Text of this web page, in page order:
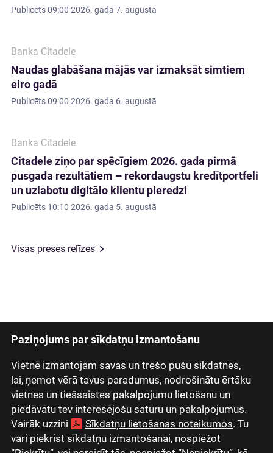
Paziņojums par sīkdatņu izmantošanu
Vietnē izmantojam savas un trešo pušu sīkdatnes,
lai, ņemot vērā tavus paradumus, nodrošinātu ērtāku
vietnes un tiešsaistes pakalpojumu lietošanu un
piedāvātu tev interesējošu saturu un pakalpojumus.
Vairāk uzzini
Sīkdatņu lietošanas noteikumos. Tu
vari piekrist sīkdatņu izmantošanai, nospiežot
Publicēts09:00 2026. gada 7. augustā
Banka Citadele
Naudas glabāšana mājās var izmaksāt simtiem
eiro gadā
Publicēts09:00 2026. gada 6. augustā
Banka Citadele
Citadele ziņo par spēcīgiem 2026. gada pirmā
pusgada rezultātiem – rekordaugstu kredītportfeli
un uzlabotu digitālo klientu pieredzi
Publicēts 10:10 2026. gada 5. augustā
Visas preses relīzes
Latviski
Русский
English
Eesti
Lietuviškai